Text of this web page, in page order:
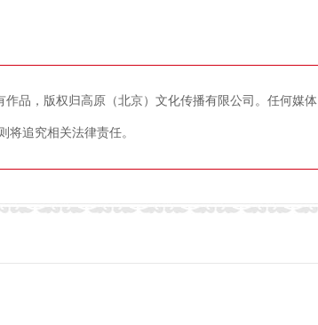
作品，版权归高原（北京）文化传播有限公司。任何媒体
将追究相关法律责任。